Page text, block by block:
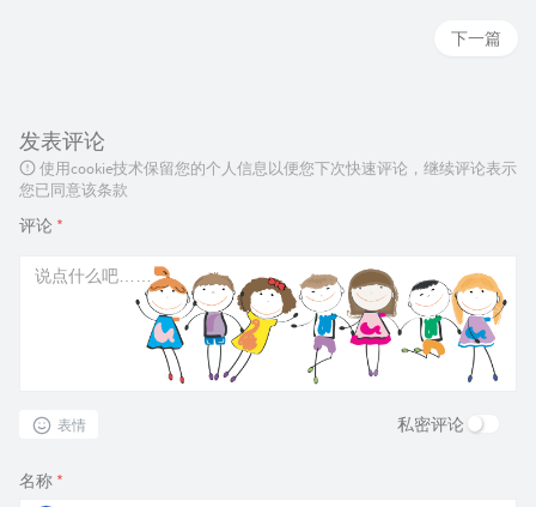
下一篇
发表评论
使用cookie技术保留您的个人信息以便您下次快速评论，继续评论表示
您已同意该条款
评论 *
表情 私密评论
名称 *